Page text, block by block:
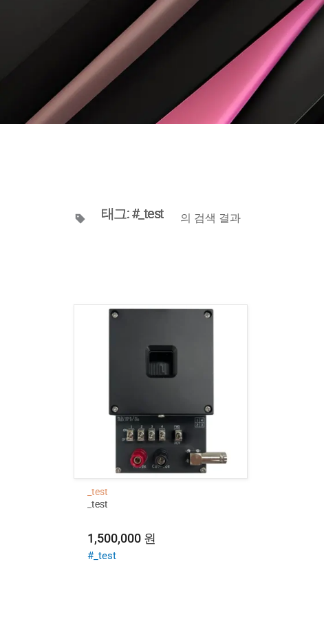
태그: #_test 의 검색 결과
_test
_test
1,500,000 원
#_test